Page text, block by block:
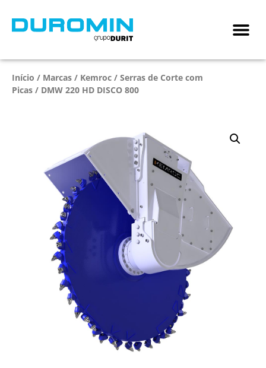
Início / Marcas / Kemroc / Serras de Corte com
Picas / DMW 220 HD DISCO 800